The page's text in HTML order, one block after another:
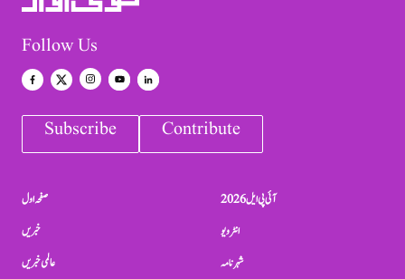
Follow Us
Subscribe Contribute
صفحہ اول
خبریں
عالمی خبریں
آئی پی ایل 2026
انٹرویو
شہرنامہ